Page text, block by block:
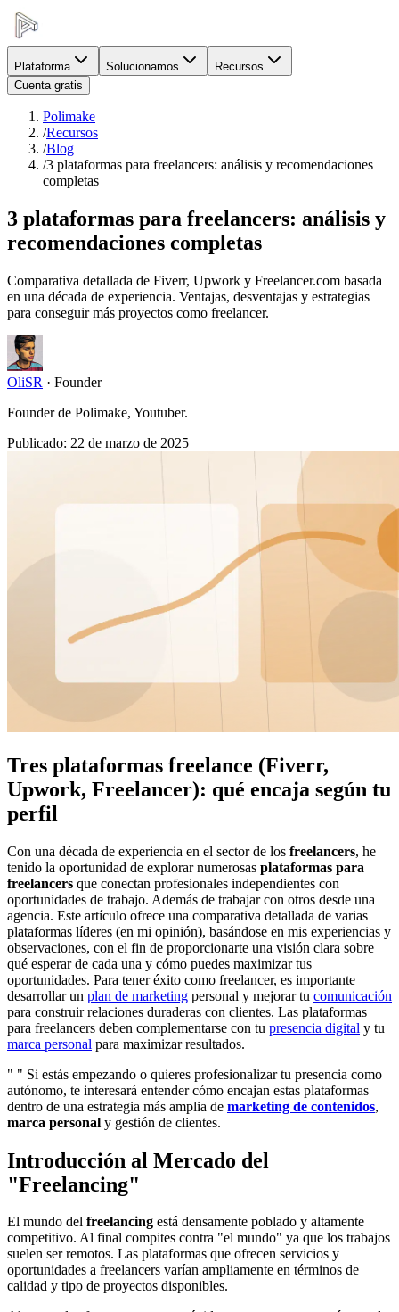
Plataforma Solucionamos
Recursos
Cuenta gratis
Polimake
/Recursos
/Blog
/3 plataformas para freelancers: análisis y recomendaciones
completas
3 plataformas para freelancers: análisis y
recomendaciones completas
Comparativa detallada de Fiverr, Upwork y Freelancer.com basada
en una década de experiencia. Ventajas, desventajas y estrategias
para conseguir más proyectos como freelancer.
OliSR · Founder
Founder de Polimake, Youtuber.
Publicado: 22 de marzo de 2025
Tres plataformas freelance (Fiverr,
Upwork, Freelancer): qué encaja según tu
perfil
Con una década de experiencia en el sector de los freelancers, he
tenido la oportunidad de explorar numerosas plataformas para
freelancers que conectan profesionales independientes con
oportunidades de trabajo. Además de trabajar con otros desde una
agencia. Este artículo ofrece una comparativa detallada de varias
plataformas líderes (en mi opinión), basándose en mis experiencias y
observaciones, con el fin de proporcionarte una visión clara sobre
qué esperar de cada una y cómo puedes maximizar tus
oportunidades. Para tener éxito como freelancer, es importante
desarrollar un plan de marketing personal y mejorar tu comunicación
para construir relaciones duraderas con clientes. Las plataformas
para freelancers deben complementarse con tu presencia digital y tu
marca personal para maximizar resultados.
" " Si estás empezando o quieres profesionalizar tu presencia como
autónomo, te interesará entender cómo encajan estas plataformas
dentro de una estrategia más amplia de marketing de contenidos,
marca personal y gestión de clientes.
Introducción al Mercado del
"Freelancing"
El mundo del freelancing está densamente poblado y altamente
competitivo. Al final compites contra "el mundo" ya que los trabajos
suelen ser remotos. Las plataformas que ofrecen servicios y
oportunidades a freelancers varían ampliamente en términos de
calidad y tipo de proyectos disponibles.